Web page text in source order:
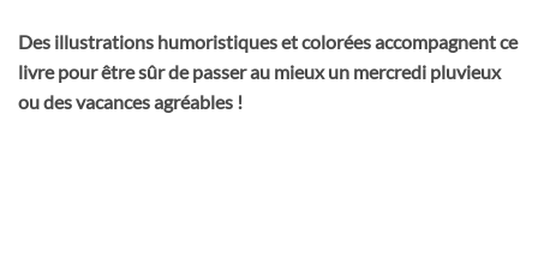
Des illustrations humoristiques et colorées accompagnent ce
livre pour être sûr de passer au mieux un mercredi pluvieux
ou des vacances agréables !